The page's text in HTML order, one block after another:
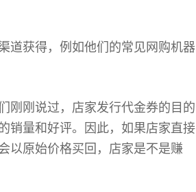
道获得，例如他们的常见网购机器
刚刚说过，店家发行代金券的目的
销量和好评。因此，如果店家直接
以原始价格买回，店家是不是赚